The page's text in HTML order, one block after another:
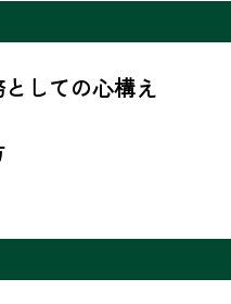
しての心構え